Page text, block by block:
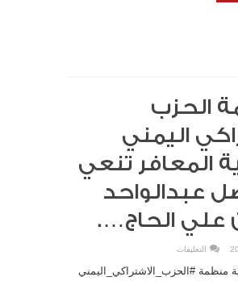
الحزب
اليمني
المعافر تنعي
عبدالواحد
علي الحاج….
التعليقات
الاشتراكي
منظمة #الحزب_الاشتراكي_اليمني